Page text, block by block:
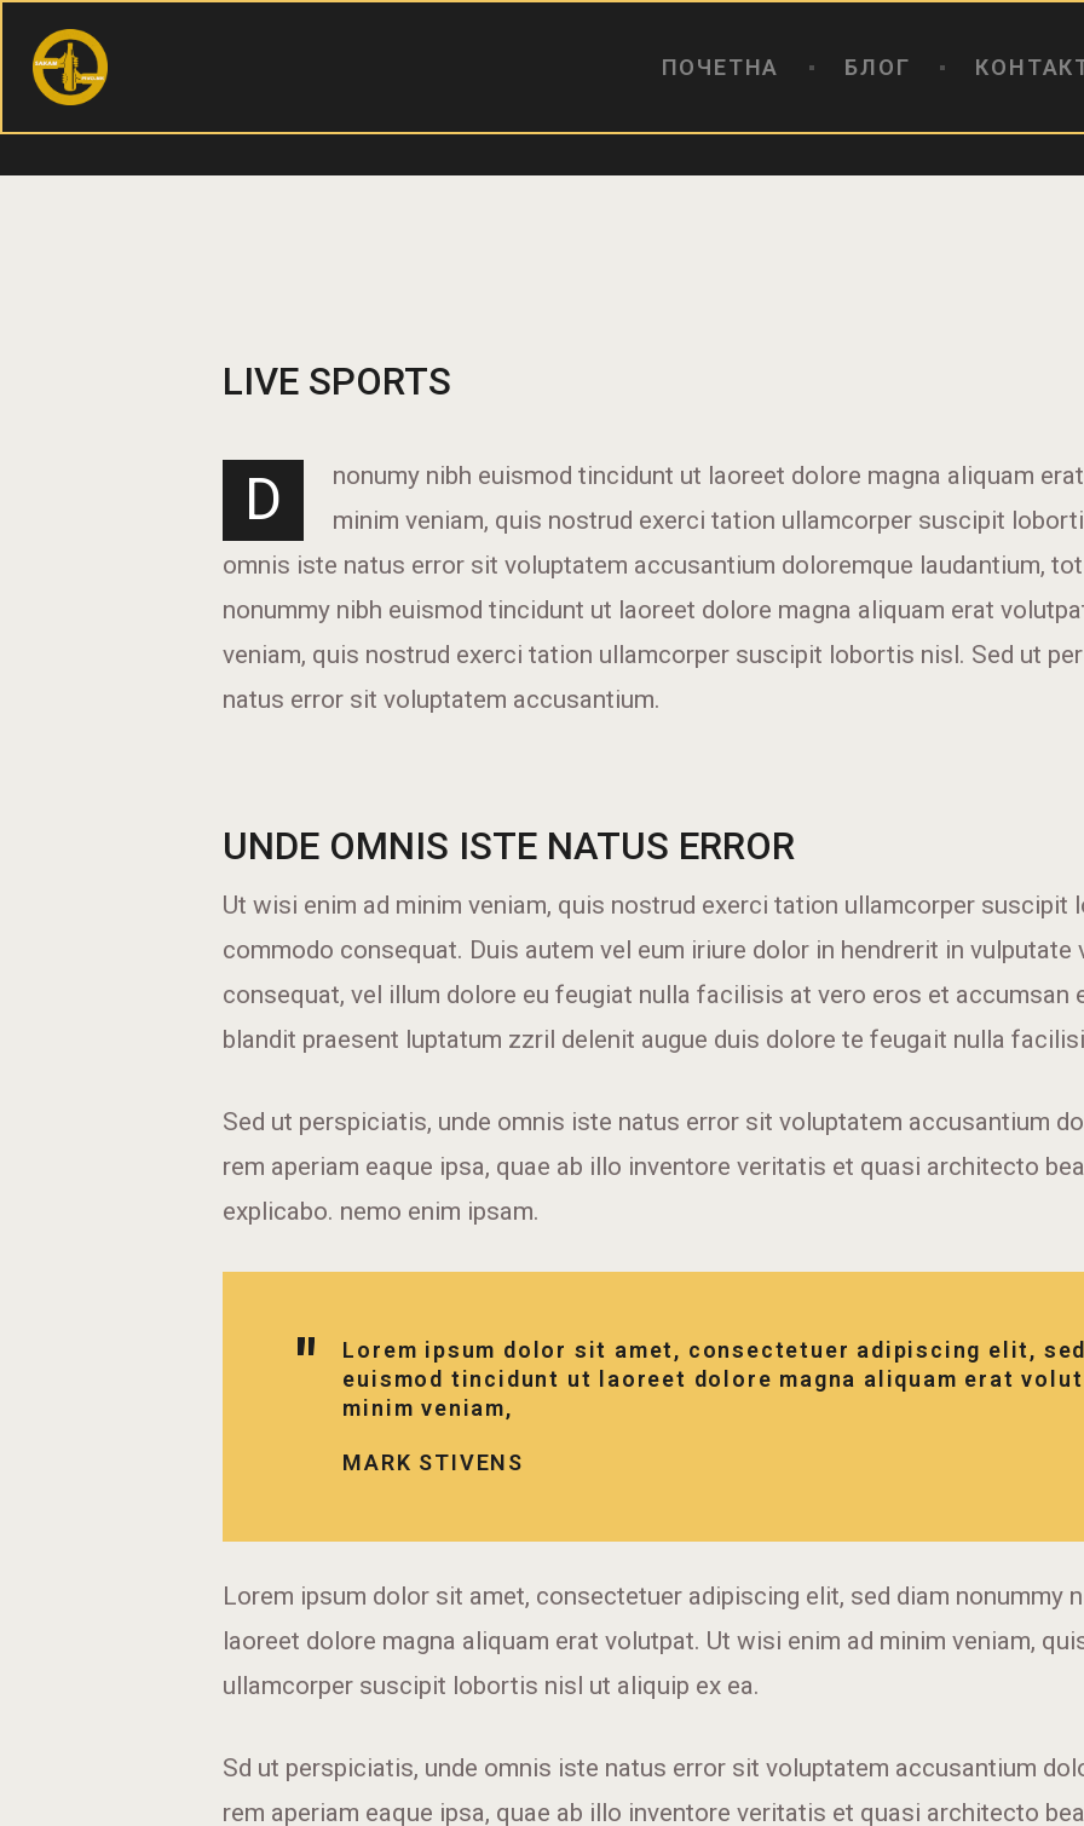
ПОЧЕТНА БЛОГ
LIVE SPORTS
D
nonumy nibh euismod tincidunt ut laoreet dolore magna aliquam
minim veniam, quis nostrud exerci tation ullamcorper suscipit
omnis iste natus error sit voluptatem accusantium doloremque laudantium,
nonummy nibh euismod tincidunt ut laoreet dolore magna aliquam erat
veniam, quis nostrud exerci tation ullamcorper suscipit lobortis nisl. Sed ut
natus error sit voluptatem accusantium.
UNDE OMNIS ISTE NATUS ERROR
Ut wisi enim ad minim veniam, quis nostrud exerci tation ullamcorper suscipit
commodo consequat. Duis autem vel eum iriure dolor in hendrerit in
consequat, vel illum dolore eu feugiat nulla facilisis at vero eros et accumsan
blandit praesent luptatum zzril delenit augue duis dolore te feugait nulla
Sed ut perspiciatis, unde omnis iste natus error sit voluptatem accusantium
rem aperiam eaque ipsa, quae ab illo inventore veritatis et quasi architecto
explicabo. nemo enim ipsam.
Lorem ipsum dolor sit amet, consectetuer adipiscing elit,
euismod tincidunt ut laoreet dolore magna aliquam erat
minim veniam,
MARK STIVENS
Lorem ipsum dolor sit amet, consectetuer adipiscing elit, sed diam nonummy
laoreet dolore magna aliquam erat volutpat. Ut wisi enim ad minim veniam,
ullamcorper suscipit lobortis nisl ut aliquip ex ea.
Sd ut perspiciatis, unde omnis iste natus error sit voluptatem accusantium
rem aperiam eaque ipsa, quae ab illo inventore veritatis et quasi architecto